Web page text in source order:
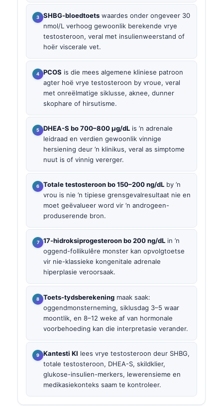
SHBG-bloedtoets waardes onder ongeveer 30
nmol/L verhoog gewoonlik berekende vrye
testosteroon, veral met insulienweerstand of
hoër viscerale vet.
PCOS is die mees algemene kliniese patroon
agter hoë vrye testosteroon by vroue, veral
met onreëlmatige siklusse, aknee, dunner
skophare of hirsutisme.
DHEA-S bo 700–800 µg/dL is ’n adrenale
leidraad en verdien gewoonlik vinnige
hersiening deur ’n klinikus, veral as simptome
nuut is of vinnig vererger.
Totale testosteroon bo 150–200 ng/dL by ’n
vrou is nie ’n tipiese grensgevalresultaat nie en
moet geëvalueer word vir ’n androgeen-
produserende bron.
17-hidroksiprogesteroon bo 200 ng/dL in ’n
oggend-follikulêre monster kan opvolgtoetse
vir nie-klassieke kongenitale adrenale
hiperplasie veroorsaak.
Toets-tydsberekening maak saak:
oggendmonsterneming, siklusdag 3–5 waar
moontlik, en 8–12 weke af van hormonale
voorbehoeding kan die interpretasie verander.
Kantesti KI lees vrye testosteroon deur SHBG,
totale testosteroon, DHEA-S, skildklier,
glukose-insulien-merkers, lewerensieme en
medikasiekonteks saam te kontroleer.